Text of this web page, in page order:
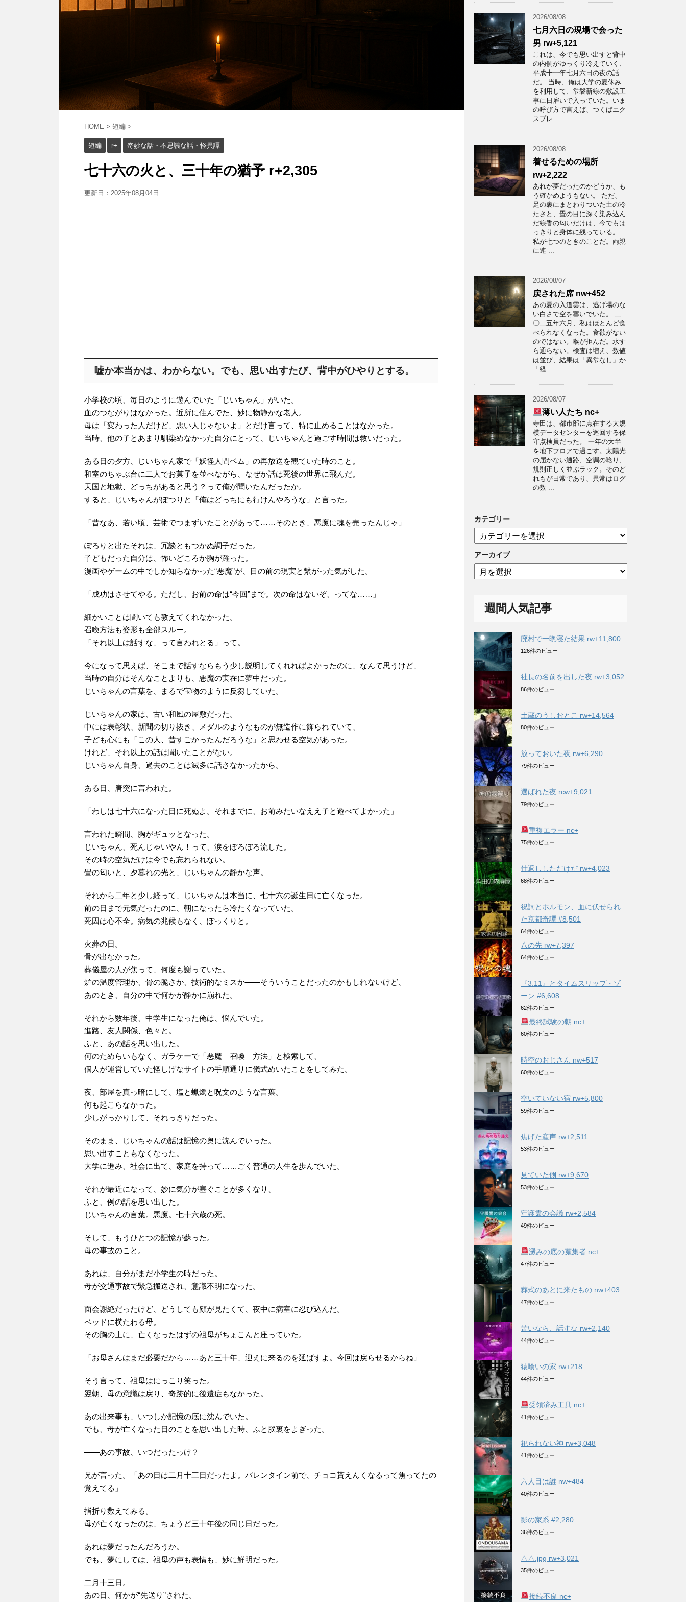
HOME > 短編 >
短編 r+ 奇妙な話・不思議な話・怪異譚
七十六の火と、三十年の猶予 r+2,305
更新日： 2025年08月04日
嘘か本当かは、わからない。でも、思い出すたび、背中がひやりとする。
小学校の頃、毎日のように遊んでいた「じいちゃん」がいた。
血のつながりはなかった。近所に住んでた、妙に物静かな老人。
母は「変わった人だけど、悪い人じゃないよ」とだけ言って、特に止めることはなかった。
当時、他の子とあまり馴染めなかった自分にとって、じいちゃんと過ごす時間は救いだった。
ある日の夕方、じいちゃん家で「妖怪人間ベム」の再放送を観ていた時のこと。
和室のちゃぶ台に二人でお菓子を並べながら、なぜか話は死後の世界に飛んだ。
天国と地獄、どっちがあると思う？って俺が聞いたんだったか。
すると、じいちゃんがぽつりと「俺はどっちにも行けんやろうな」と言った。
「昔なあ、若い頃、芸術でつまずいたことがあって……そのとき、悪魔に魂を売ったんじゃ」
ぽろりと出たそれは、冗談ともつかぬ調子だった。
子どもだった自分は、怖いどころか胸が躍った。
漫画やゲームの中でしか知らなかった“悪魔”が、目の前の現実と繋がった気がした。
「成功はさせてやる。ただし、お前の命は“今回”まで。次の命はないぞ、ってな……」
細かいことは聞いても教えてくれなかった。
召喚方法も姿形も全部スルー。
「それ以上は話すな、って言われとる」って。
今になって思えば、そこまで話すならもう少し説明してくれればよかったのに、なんて思うけど、
当時の自分はそんなことよりも、悪魔の実在に夢中だった。
じいちゃんの言葉を、まるで宝物のように反芻していた。
じいちゃんの家は、古い和風の屋敷だった。
中には表彰状、新聞の切り抜き、メダルのようなものが無造作に飾られていて、
子ども心にも「この人、昔すごかったんだろうな」と思わせる空気があった。
けれど、それ以上の話は聞いたことがない。
じいちゃん自身、過去のことは滅多に話さなかったから。
ある日、唐突に言われた。
「わしは七十六になった日に死ぬよ。それまでに、お前みたいなええ子と遊べてよかった」
言われた瞬間、胸がギュッとなった。
じいちゃん、死んじゃいやん！って、涙をぼろぼろ流した。
その時の空気だけは今でも忘れられない。
畳の匂いと、夕暮れの光と、じいちゃんの静かな声。
それから二年と少し経って、じいちゃんは本当に、七十六の誕生日に亡くなった。
前の日まで元気だったのに、朝になったら冷たくなっていた。
死因は心不全。病気の兆候もなく、ぽっくりと。
火葬の日。
骨が出なかった。
葬儀屋の人が焦って、何度も謝っていた。
炉の温度管理か、骨の脆さか、技術的なミスか――そういうことだったのかもしれないけど、
あのとき、自分の中で何かが静かに崩れた。
それから数年後、中学生になった俺は、悩んでいた。
進路、友人関係、色々と。
ふと、あの話を思い出した。
何のためらいもなく、ガラケーで「悪魔 召喚 方法」と検索して、
個人が運営していた怪しげなサイトの手順通りに儀式めいたことをしてみた。
夜、部屋を真っ暗にして、塩と蝋燭と呪文のような言葉。
何も起こらなかった。
少しがっかりして、それっきりだった。
そのまま、じいちゃんの話は記憶の奥に沈んでいった。
思い出すこともなくなった。
大学に進み、社会に出て、家庭を持って……ごく普通の人生を歩んでいた。
それが最近になって、妙に気分が塞ぐことが多くなり、
ふと、例の話を思い出した。
じいちゃんの言葉。悪魔。七十六歳の死。
そして、もうひとつの記憶が蘇った。
母の事故のこと。
あれは、自分がまだ小学生の時だった。
母が交通事故で緊急搬送され、意識不明になった。
面会謝絶だったけど、どうしても顔が見たくて、夜中に病室に忍び込んだ。
ベッドに横たわる母。
その胸の上に、亡くなったはずの祖母がちょこんと座っていた。
「お母さんはまだ必要だから……あと三十年、迎えに来るのを延ばすよ。今回は戻らせるからね」
そう言って、祖母はにっこり笑った。
翌朝、母の意識は戻り、奇跡的に後遺症もなかった。
あの出来事も、いつしか記憶の底に沈んでいた。
でも、母が亡くなった日のことを思い出した時、ふと脳裏をよぎった。
――あの事故、いつだったっけ？
兄が言った。「あの日は二月十三日だったよ。バレンタイン前で、チョコ貰えんくなるって焦ってたの
覚えてる」
指折り数えてみる。
母が亡くなったのは、ちょうど三十年後の同じ日だった。
あれは夢だったんだろうか。
でも、夢にしては、祖母の声も表情も、妙に鮮明だった。
二月十三日。
あの日、何かが“先送り”された。
2026/08/08
七月六日の現場で会った
男 rw+5,121
これは、今でも思い出すと背中
の内側がゆっくり冷えていく、
平成十一年七月六日の夜の話
だ。 当時、俺は大学の夏休み
を利用して、常磐新線の敷設工
事に日雇いで入っていた。いま
の呼び方で言えば、つくばエク
スプレ ...
2026/08/08
着せるための場所
rw+2,222
あれが夢だったのかどうか、も
う確かめようもない。 ただ、
足の裏にまとわりついた土の冷
たさと、畳の目に深く染み込ん
だ線香の匂いだけは、今でもは
っきりと身体に残っている。
私が七つのときのことだ。両親
に連 ...
2026/08/07
戻された席 nw+452
あの夏の入道雲は、逃げ場のな
い白さで空を塞いでいた。 二
〇二五年六月、私はほとんど食
べられなくなった。食欲がない
のではない。喉が拒んだ。水す
ら通らない。検査は増え、数値
は並び、結果は「異常なし」か
「経 ...
2026/08/07
薄い人たち nc+
寺田は、都市部に点在する大規
模データセンターを巡回する保
守点検員だった。 一年の大半
を地下フロアで過ごす。太陽光
の届かない通路、空調の唸り、
規則正しく並ぶラック。そのど
れもが日常であり、異常はログ
の数 ...
カテゴリー
テ
ゴ
リ
ー
アーカイブ
ア
ー
週間人気記事
廃村で一晩寝た結果 rw+11,800
126件のビュー
社長の名前を出した夜 rw+3,052
86件のビュー
土蔵のうしおとこ rw+14,564
80件のビュー
放っておいた夜 rw+6,290
79件のビュー
選ばれた夜 rcw+9,021
79件のビュー
重複エラー nc+
75件のビュー
仕返ししただけだ rw+4,023
68件のビュー
祝詞とホルモン、血に伏せられ
た京都奇譚 #8,501
64件のビュー
八の先 rw+7,397
64件のビュー
『3.11』とタイムスリップ・ゾ
ーン #6,608
62件のビュー
最終試験の朝 nc+
60件のビュー
時空のおじさん nw+517
60件のビュー
空いていない宿 rw+5,800
59件のビュー
焦げた産声 rw+2,511
53件のビュー
見ていた側 rw+9,670
53件のビュー
守護霊の会議 rw+2,584
49件のビュー
澱みの底の蒐集者 nc+
47件のビュー
葬式のあとに来たもの nw+403
47件のビュー
苦いなら、話すな rw+2,140
44件のビュー
猿喰いの家 rw+218
44件のビュー
受領済み工具 nc+
41件のビュー
祀られない神 rw+3,048
41件のビュー
六人目は誰 nw+484
40件のビュー
影の家系 #2,280
36件のビュー
△△.jpg rw+3,021
35件のビュー
接続不良 nc+